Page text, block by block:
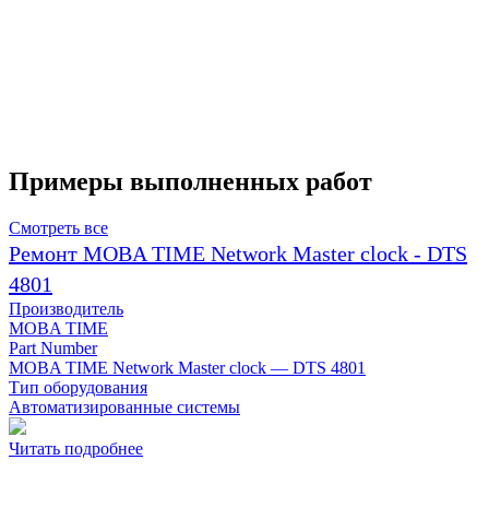
Примеры выполненных работ
Смотреть все
Ремонт MOBA TIME Network Master clock - DTS
4801
Производитель
MOBA TIME
Part Number
MOBA TIME Network Master clock — DTS 4801
Тип оборудования
Автоматизированные системы
Читать подробнее